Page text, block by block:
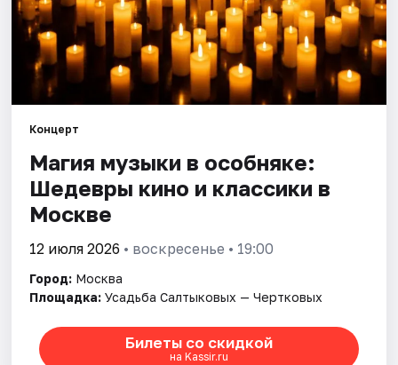
Концерт
Магия музыки в особняке:
Шедевры кино и классики в
Москве
12 июля 2026 • воскресенье • 19:00
Город: Москва
Площадка: Усадьба Салтыковых — Чертковых
Билеты со скидкой
на Kassir.ru